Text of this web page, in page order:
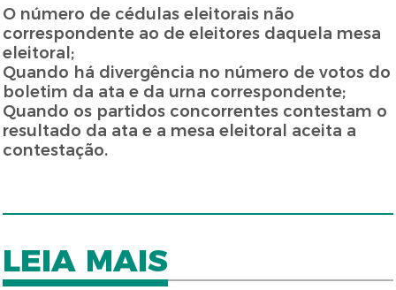
O número de cédulas eleitorais não
correspondente ao de eleitores daquela mesa
eleitoral;
Quando há divergência no número de votos do
boletim da ata e da urna correspondente;
Quando os partidos concorrentes contestam o
resultado da ata e a mesa eleitoral aceita a
contestação.
LEIA MAIS